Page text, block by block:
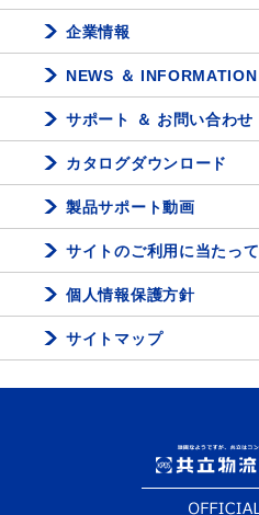
企業情報
NEWS ＆ INFORMATION
サポート ＆ お問い合わせ
カタログダウンロード
製品サポート動画
サイトのご利用に当たって
個人情報保護方針
サイトマップ